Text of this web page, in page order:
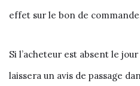
effet sur le bon de
Si l’acheteur est absent le
laissera un avis de passage